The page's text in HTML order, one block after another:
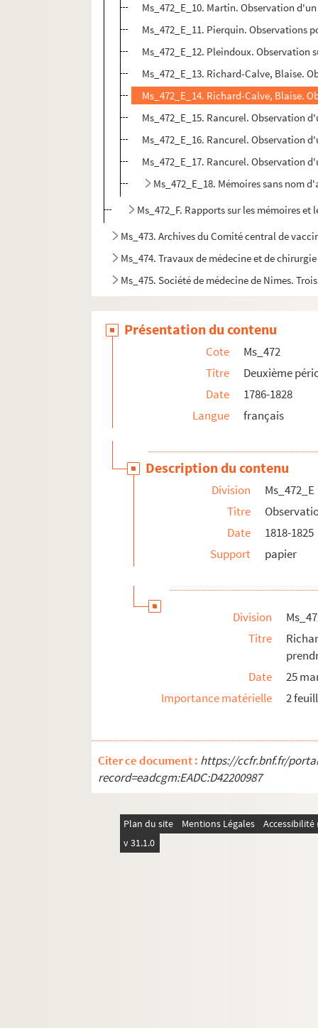
Ms_472_E_10. Martin. Observation
Ms_472_E_11. Pierquin. Observations
Ms_472_E_12. Pleindoux. Observation
Ms_472_E_13. Richard-Calve, Blaise.
Ms_472_E_14. Richard-Calve, Blaise.
Ms_472_E_15. Rancurel. Observation
Ms_472_E_16. Rancurel. Observation
Ms_472_E_17. Rancurel. Observation
Ms_472_E_18. Mémoires sans nom
Ms_472_F. Rapports sur les mémoires et
Ms_473. Archives du Comité central de
Ms_474. Travaux de médecine et de
Ms_475. Société de médecine de Nimes.
Présentation du contenu
Cote
Ms_472
Titre
Deuxième
Date
1786-1828
Langue
français
Description du contenu
Division
Ms_472_E
Titre
Date
1818-1825
Support
papier
Division
Titre
Date
25
Importance matérielle
2
Citer ce document : https://ccfr.bnf.fr/
record=eadcgm:EADC:D42200987
Plan du site Mentions Légales
v 31.1.0